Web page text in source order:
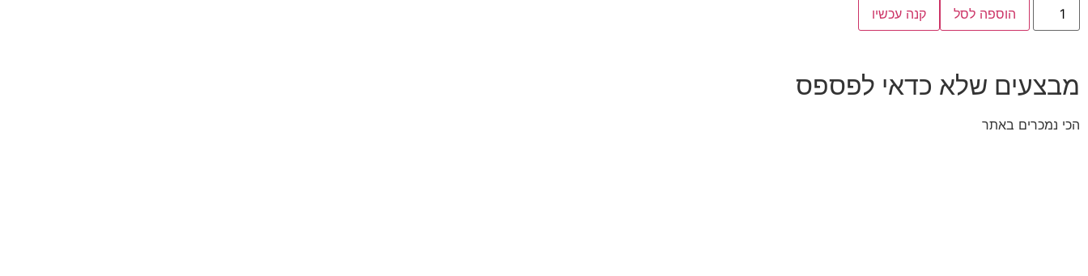
הוספה לסל קנה עכשיו
מבצעים שלא כדאי לפספס
הכי נמכרים באתר